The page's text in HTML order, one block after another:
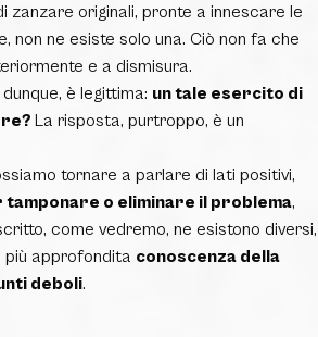
zanzare originali, pronte a innescare le
non ne esiste solo una. Ciò non fa che
e a dismisura.
è legittima: un tale esercito di
La risposta, purtroppo, è un
tornare a parlare di lati positivi,
tamponare o eliminare il problema,
come vedremo, ne esistono diversi,
più approfondita conoscenza della
deboli.